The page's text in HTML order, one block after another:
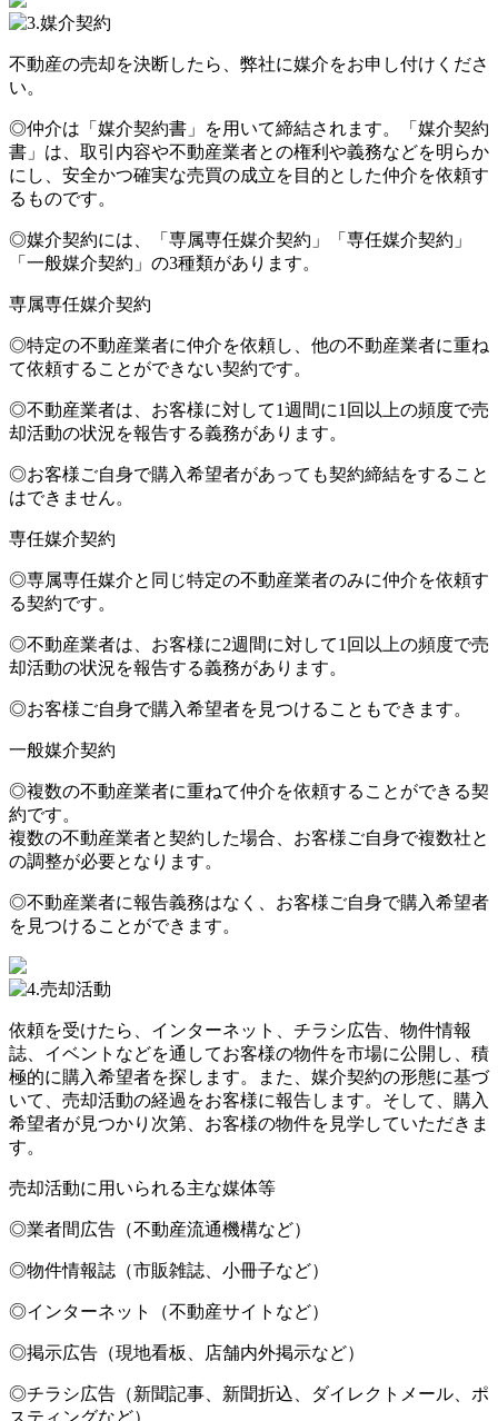
不動産の売却を決断したら、弊社に媒介をお申し付けくださ
い。
◎仲介は「媒介契約書」を用いて締結されます。「媒介契約
書」は、取引内容や不動産業者との権利や義務などを明らか
にし、安全かつ確実な売買の成立を目的とした仲介を依頼す
るものです。
◎媒介契約には、「専属専任媒介契約」「専任媒介契約」
「一般媒介契約」の3種類があります。
専属専任媒介契約
◎特定の不動産業者に仲介を依頼し、他の不動産業者に重ね
て依頼することができない契約です。
◎不動産業者は、お客様に対して1週間に1回以上の頻度で売
却活動の状況を報告する義務があります。
◎お客様ご自身で購入希望者があっても契約締結をすること
はできません。
専任媒介契約
◎専属専任媒介と同じ特定の不動産業者のみに仲介を依頼す
る契約です。
◎不動産業者は、お客様に2週間に対して1回以上の頻度で売
却活動の状況を報告する義務があります。
◎お客様ご自身で購入希望者を見つけることもできます。
一般媒介契約
◎複数の不動産業者に重ねて仲介を依頼することができる契
約です。
複数の不動産業者と契約した場合、お客様ご自身で複数社と
の調整が必要となります。
◎不動産業者に報告義務はなく、お客様ご自身で購入希望者
を見つけることができます。
依頼を受けたら、インターネット、チラシ広告、物件情報
誌、イベントなどを通してお客様の物件を市場に公開し、積
極的に購入希望者を探します。また、媒介契約の形態に基づ
いて、売却活動の経過をお客様に報告します。そして、購入
希望者が見つかり次第、お客様の物件を見学していただきま
す。
売却活動に用いられる主な媒体等
◎業者間広告（不動産流通機構など）
◎物件情報誌（市販雑誌、小冊子など）
◎インターネット（不動産サイトなど）
◎掲示広告（現地看板、店舗内外掲示など）
◎チラシ広告（新聞記事、新聞折込、ダイレクトメール、ポ
スティングなど）